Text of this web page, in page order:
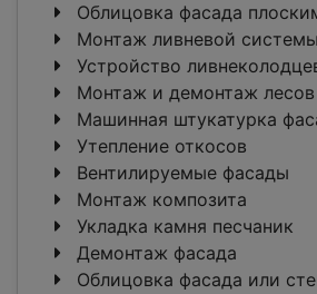
Облицовка фасада
Монтаж ливневой
Устройство
Монтаж и демонтаж лесов
Машинная штукатурка
Утепление откосов
Вентилируемые фасады
Монтаж композита
Укладка камня песчаник
Демонтаж фасада
Облицовка фасада или